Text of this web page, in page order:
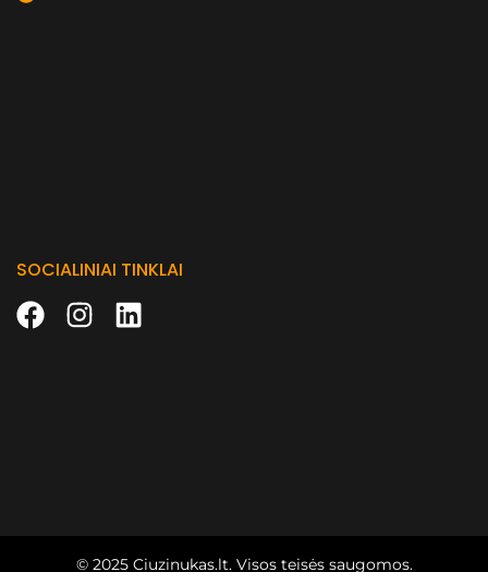
SOCIALINIAI TINKLAI
© 2025 Ciuzinukas.lt. Visos teisės saugomos.